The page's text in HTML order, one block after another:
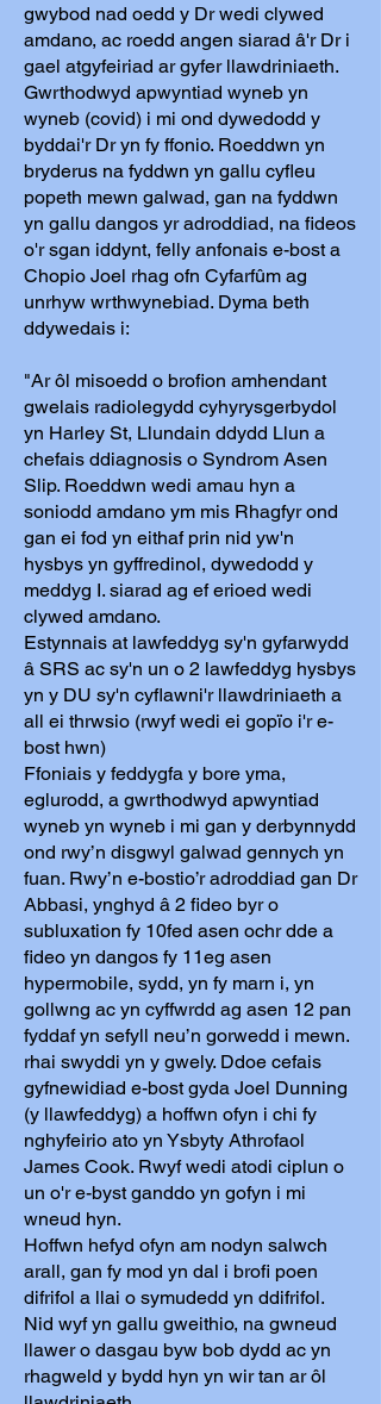
gwybod nad oedd y Dr wedi clywed
amdano, ac roedd angen siarad â'r Dr i
gael atgyfeiriad ar gyfer llawdriniaeth.
Gwrthodwyd apwyntiad wyneb yn
wyneb (covid) i mi ond dywedodd y
byddai'r Dr yn fy ffonio. Roeddwn yn
bryderus na fyddwn yn gallu cyfleu
popeth mewn galwad, gan na fyddwn
yn gallu dangos yr adroddiad, na fideos
o'r sgan iddynt, felly anfonais e-bost a
Chopio Joel rhag ofn Cyfarfûm ag
unrhyw wrthwynebiad. Dyma beth
ddywedais i:
"Ar ôl misoedd o brofion amhendant
gwelais radiolegydd cyhyrysgerbydol
yn Harley St, Llundain ddydd Llun a
chefais ddiagnosis o Syndrom Asen
Slip. Roeddwn wedi amau hyn a
soniodd amdano ym mis Rhagfyr ond
gan ei fod yn eithaf prin nid yw'n
hysbys yn gyffredinol, dywedodd y
meddyg I. siarad ag ef erioed wedi
clywed amdano.
Estynnais at lawfeddyg sy'n gyfarwydd
â SRS ac sy'n un o 2 lawfeddyg hysbys
yn y DU sy'n cyflawni'r llawdriniaeth a
all ei thrwsio (rwyf wedi ei gopïo i'r e-
bost hwn)
Ffoniais y feddygfa y bore yma,
eglurodd, a gwrthodwyd apwyntiad
wyneb yn wyneb i mi gan y derbynnydd
ond rwy’n disgwyl galwad gennych yn
fuan. Rwy’n e-bostio’r adroddiad gan Dr
Abbasi, ynghyd â 2 fideo byr o
subluxation fy 10fed asen ochr dde a
fideo yn dangos fy 11eg asen
hypermobile, sydd, yn fy marn i, yn
gollwng ac yn cyffwrdd ag asen 12 pan
fyddaf yn sefyll neu’n gorwedd i mewn.
rhai swyddi yn y gwely. Ddoe cefais
gyfnewidiad e-bost gyda Joel Dunning
(y llawfeddyg) a hoffwn ofyn i chi fy
nghyfeirio ato yn Ysbyty Athrofaol
James Cook. Rwyf wedi atodi ciplun o
un o'r e-byst ganddo yn gofyn i mi
wneud hyn.
Hoffwn hefyd ofyn am nodyn salwch
arall, gan fy mod yn dal i brofi poen
difrifol a llai o symudedd yn ddifrifol.
Nid wyf yn gallu gweithio, na gwneud
llawer o dasgau byw bob dydd ac yn
rhagweld y bydd hyn yn wir tan ar ôl